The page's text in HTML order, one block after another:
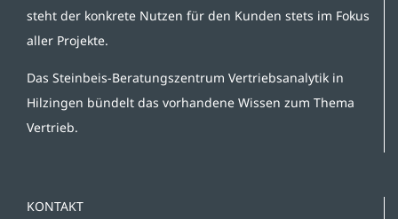
steht der konkrete Nutzen für den Kunden stets im Fokus
aller Projekte.
Das Steinbeis-Beratungszentrum Vertriebsanalytik in
Hilzingen bündelt das vorhandene Wissen zum Thema
Vertrieb.
KONTAKT